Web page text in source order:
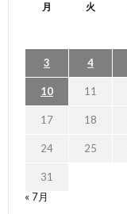
月 火
3 4
10 11
17 18
24 25
31
« 7月